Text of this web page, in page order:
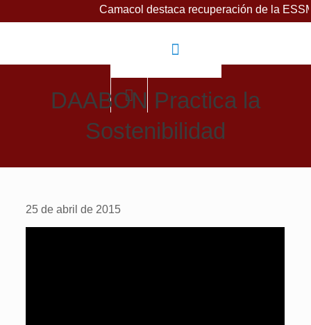
Camacol destaca recuperación de la
DAABON Practica la
Sostenibilidad
25 de abril de 2015